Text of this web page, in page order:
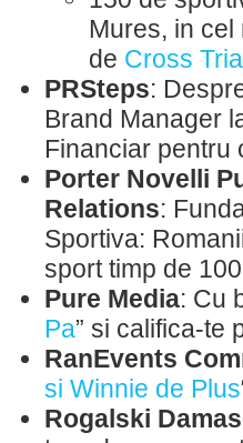
Mures, in
de Cross
PRSteps:
Brand Manager
Financiar pentru
Porter Novelli
Relations:
Sportiva:
sport timp de
Pure Media: Cu
Pa” si califica-te
RanEvents
si Winnie de Plus
Rogalski